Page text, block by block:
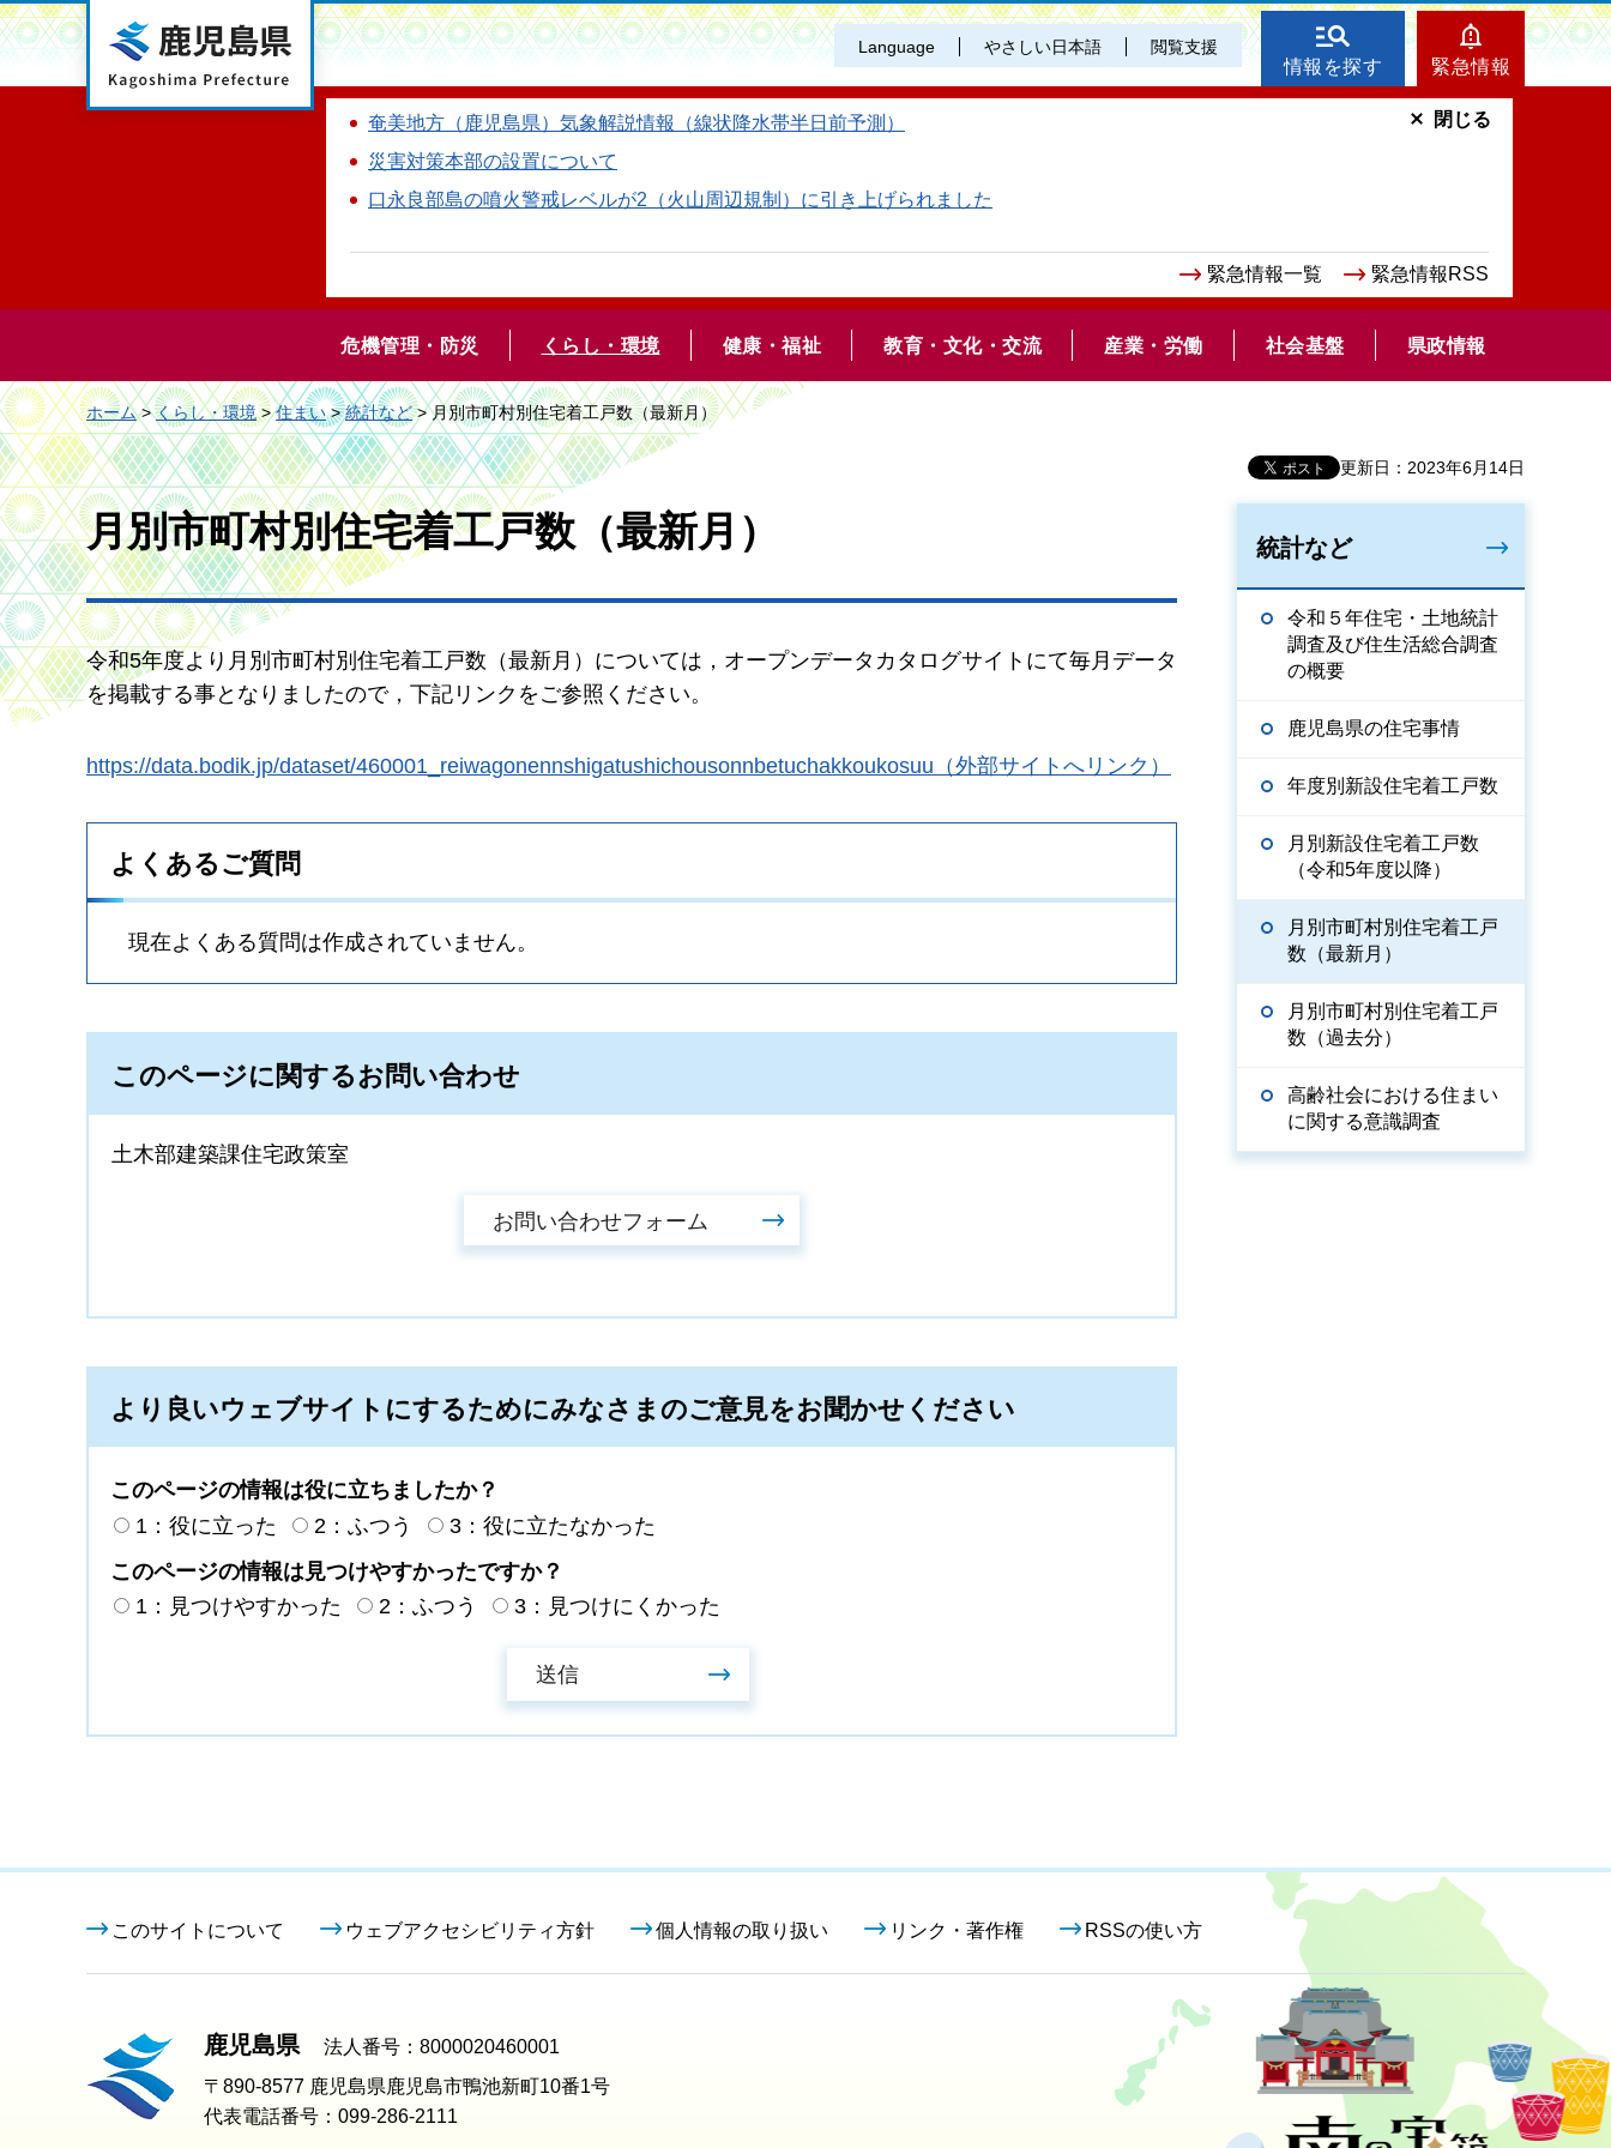
鹿児島県 Language やさしい日本語 閲覧支援
情報を探す 緊急情報
奄美地方（鹿児島県）気象解説情報（線状降水帯半日前予測）
災害対策本部の設置について
口永良部島の噴火警戒レベルが2（火山周辺規制）に引き上げられました
緊急情報一覧 緊急情報RSS
閉じる
危機管理・防災 くらし・環境 健康・福祉 教育・文化・交流 産業・労働 社会基盤 県政情報
ホーム>くらし・環境>住まい>統計など> 月別市町村別住宅着工戸数（最新月）
更新日：2023年6月14日
月別市町村別住宅着工戸数（最新月）
令和5年度より月別市町村別住宅着工戸数（最新月）については，オープンデータカタログサイトにて毎月データ
を掲載する事となりましたので，下記リンクをご参照ください。
https://data.bodik.jp/dataset/460001_reiwagonennshigatushichousonnbetuchakkoukosuu（外部サイトへリンク）
よくあるご質問
現在よくある質問は作成されていません。
このページに関するお問い合わせ
土木部建築課住宅政策室
より良いウェブサイトにするためにみなさまのご意見をお聞かせください
このページの情報は役に立ちましたか？
1：役に立った
2：ふつう
3：役に立たなかった
このページの情報は見つけやすかったですか？
1：見つけやすかった
2：ふつう 3：見つけにくかった
統計など
令和５年住宅・土地統計
調査及び住生活総合調査
の概要
鹿児島県の住宅事情
年度別新設住宅着工戸数
月別新設住宅着工戸数
（令和5年度以降）
月別市町村別住宅着工戸
数（最新月）
月別市町村別住宅着工戸
数（過去分）
高齢社会における住まい
に関する意識調査
このサイトについて ウェブアクセシビリティ方針 個人情報の取り扱い リンク・著作権 RSSの使い方
鹿児島県
法人番号：8000020460001
〒890-8577 鹿児島県鹿児島市鴨池新町10番1号
代表電話番号：099-286-2111